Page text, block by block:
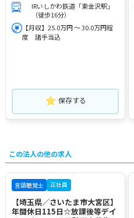
IRいしかわ鉄道「東金沢駅」
（徒歩16分）
【月収】25.0万円 ～ 30.0万円程
度 諸手当込
保存する
この法人の他の求人
言語聴覚士 正社員
【埼玉県／さいたま市大宮区】
年間休日115日☆放課後等デイ